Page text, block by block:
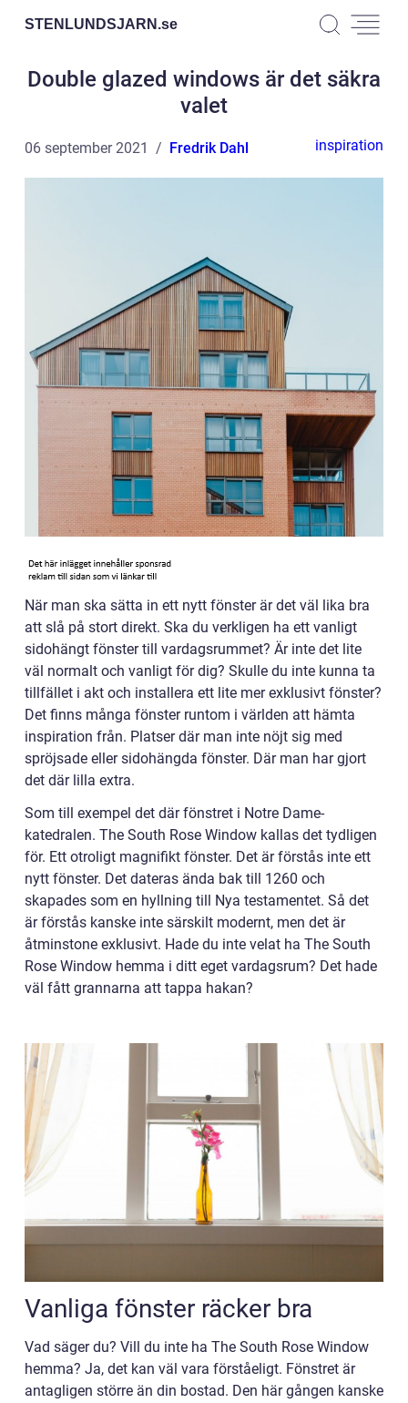
STENLUNDSJARN.se
Double glazed windows är det säkra
valet
06 september 2021 Fredrik Dahl inspiration
När man ska sätta in ett nytt fönster är det väl lika bra
att slå på stort direkt. Ska du verkligen ha ett vanligt
sidohängt fönster till vardagsrummet? Är inte det lite
väl normalt och vanligt för dig? Skulle du inte kunna ta
tillfället i akt och installera ett lite mer exklusivt fönster?
Det finns många fönster runtom i världen att hämta
inspiration från. Platser där man inte nöjt sig med
spröjsade eller sidohängda fönster. Där man har gjort
det där lilla extra.
Som till exempel det där fönstret i Notre Dame-
katedralen. The South Rose Window kallas det tydligen
för. Ett otroligt magnifikt fönster. Det är förstås inte ett
nytt fönster. Det dateras ända bak till 1260 och
skapades som en hyllning till Nya testamentet. Så det
är förstås kanske inte särskilt modernt, men det är
åtminstone exklusivt. Hade du inte velat ha The South
Rose Window hemma i ditt eget vardagsrum? Det hade
väl fått grannarna att tappa hakan?
Vanliga fönster räcker bra
Vad säger du? Vill du inte ha The South Rose Window
hemma? Ja, det kan väl vara förståeligt. Fönstret är
antagligen större än din bostad. Den här gången kanske